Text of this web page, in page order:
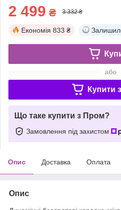
2 499 ₴ 3 332 ₴
Економія 833 ₴
або
Купити з
Що таке купити з Пром?
Замовлення під захистом
Опис Доставка Оплата
Опис